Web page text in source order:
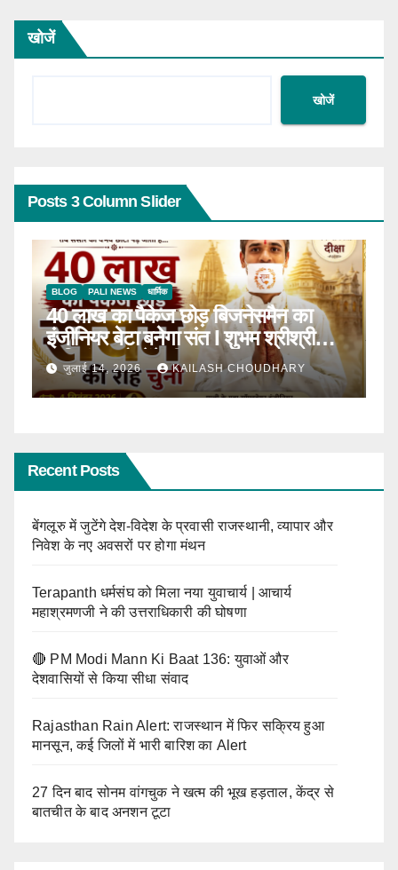
खोजें
खोजें
Posts 3 Column Slider
BLOG टॉप न्यूज़ धार्मिक
ठाणे में पहली बार होगा सीरवी समाज युवक-
युवती परिचय सम्मेलन
जून 13, 2026 KAILASH CHOUDHARY
Recent Posts
बेंगलूरु में जुटेंगे देश-विदेश के प्रवासी राजस्थानी, व्यापार और
निवेश के नए अवसरों पर होगा मंथन
Terapanth धर्मसंघ को मिला नया युवाचार्य | आचार्य
महाश्रमणजी ने की उत्तराधिकारी की घोषणा
🔴 PM Modi Mann Ki Baat 136: युवाओं और
देशवासियों से किया सीधा संवाद
Rajasthan Rain Alert: राजस्थान में फिर सक्रिय हुआ
मानसून, कई जिलों में भारी बारिश का Alert
27 दिन बाद सोनम वांगचुक ने खत्म की भूख हड़ताल, केंद्र से
बातचीत के बाद अनशन टूटा